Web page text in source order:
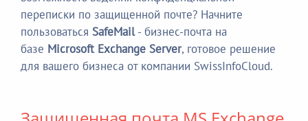
переписки по защищенной почте? Начните
пользоваться SafeMail- бизнес-почта на
базе Microsoft Exchange Server, готовое решение
для вашего бизнеса от компании SwissInfoCloud.